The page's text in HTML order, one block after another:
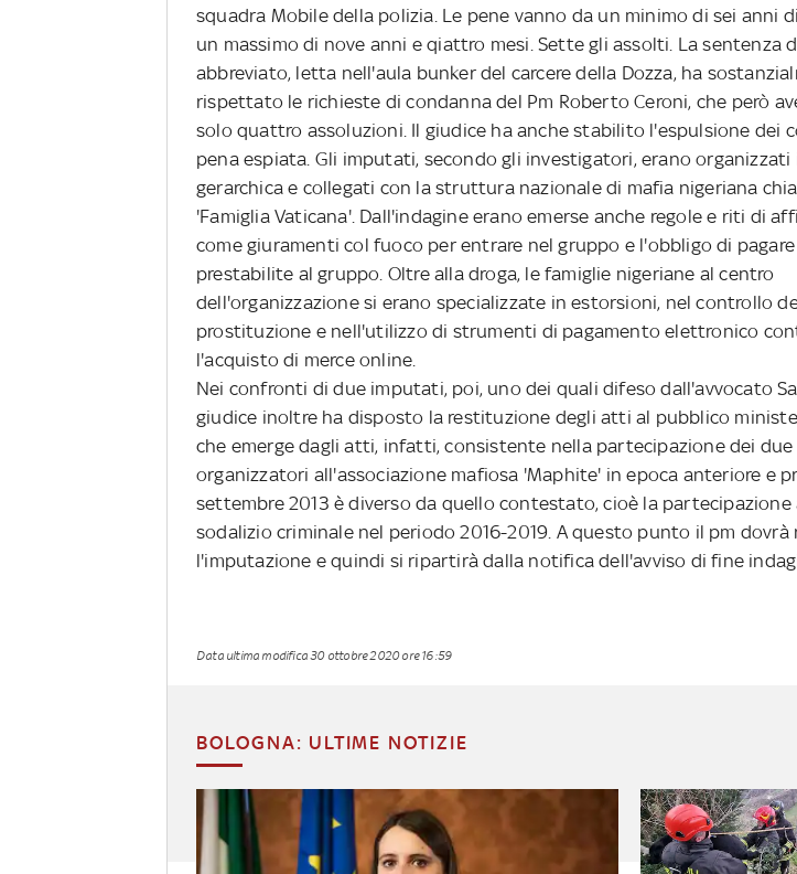
squadra Mobile della polizia. Le pene vanno da un minimo di sei anni
un massimo di nove anni e qiattro mesi. Sette gli assolti. La sentenza
abbreviato, letta nell'aula bunker del carcere della Dozza, ha
rispettato le richieste di condanna del Pm Roberto Ceroni, che però
solo quattro assoluzioni. Il giudice ha anche stabilito l'espulsione dei
pena espiata. Gli imputati, secondo gli investigatori, erano organizzati
gerarchica e collegati con la struttura nazionale di mafia nigeriana
'Famiglia Vaticana'. Dall'indagine erano emerse anche regole e riti di
come giuramenti col fuoco per entrare nel gruppo e l'obbligo di
prestabilite al gruppo. Oltre alla droga, le famiglie nigeriane al centro
dell'organizzazione si erano specializzate in estorsioni, nel controllo
prostituzione e nell'utilizzo di strumenti di pagamento elettronico
l'acquisto di merce online.
Nei confronti di due imputati, poi, uno dei quali difeso dall'avvocato
giudice inoltre ha disposto la restituzione degli atti al pubblico
che emerge dagli atti, infatti, consistente nella partecipazione dei
organizzatori all'associazione mafiosa 'Maphite' in epoca anteriore e
settembre 2013 è diverso da quello contestato, cioè la partecipazione
sodalizio criminale nel periodo 2016-2019. A questo punto il pm dovrà
l'imputazione e quindi si ripartirà dalla notifica dell'avviso di fine
Data ultima modifica30 ottobre 2020 ore 16:59
BOLOGNA: ULTIME NOTIZIE